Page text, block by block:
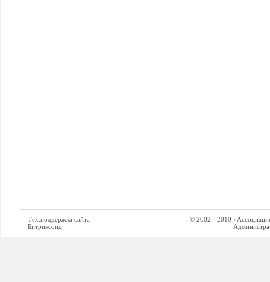
Тех.поддержка сайта -
Битриксоид
© 2002 - 2010 «Ассоциация